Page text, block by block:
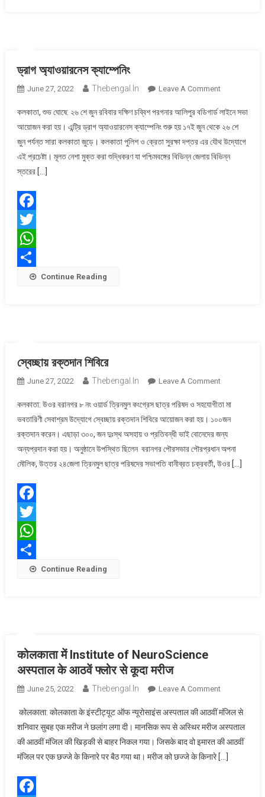
ড্রাগ অ্যাওয়ারনেস ক্যাম্পেনিং
June 27, 2022 Thebengal.in Leave A CommentOn
অ্যাওয়ারনেস
ক্যাম্পেনিং
কলকাতা, শুভ ঘোষে: ২৬ শে জুন রবিবার দক্ষিণ চব্বিশ পরগনার আলিপুর বডিগার্ড লাইনে সভা
আয়োজন করা হয়। এন্ট্রি ড্রাগ অ্যাওয়ারনেস ক্যাম্পেনিং শুরু হয় ১৭ই জুন থেকে ২৬ শে
জুন পর্যন্ত সারা কলকাতা জুড়ে। কলকাতা পুলিশ ও ক্রেতা সুরক্ষা দপ্তর এর যৌথ উদ্যোগে
এই প্রচেষ্টা। মূলত নেশা মুক্ত করা শুদ্ধিকরণ যা পশ্চিমবঙ্গের বিভিন্ন জেলায় বিভিন্ন
স্তরের […]
Facebook
Twitter
WhatsApp
Share Continue Reading
স্বেচ্ছায় রক্তদান শিবিরে
June 27, 2022 Thebengal.in Leave A CommentOn
রক্তদান
শিবিরে
কলকাতা: উওর বরানগর ৮ নং ওয়ার্ড ত্রিনমুল কংগ্রেস ছাত্র পরিষদ ও সহযোগীতা মা
ভবতারিণী সেবাশ্রম উদ্যোগে স্বেচ্ছায় রক্তদান শিবিরে আয়োজন করা হয়। ১০০জন
রক্তদান করেন। এছাড়া ৩০০, জন দুঃস্থ অসহায় ও প্রতিবন্ধী ভাই বোনেদের জন্য
অন্যপ্রদান করা হয়। অনুষ্ঠানে উপস্থিত ছিলেন বরানগর পৌরসভার পৌরপ্রধান অপনা
মৌলিক, উত্তর ২৪জেলা ত্রিনমুল ছাত্র পরিষদের সভাপতি বানীব্রত চক্রবর্তী, উওর […]
Facebook
Twitter
WhatsApp
Share Continue Reading
कोलकाता में Institute of NeuroScience
अस्पताल के आठवें फ्लोर से कूदा मरीज
June 25, 2022 Thebengal.in Leave A CommentOn
में
Institute
Of
कोलकाता: कोलकाता के इंस्टीट्यूट ऑफ न्यूरोसाइंस अस्पताल की आठवीं मंजिल से
शनिवार सुबह एक मरीज ने छलांग लगा दी। मानसिक रूप से अस्थिर मरीज अस्पताल
की आठवीं मंजिल की खिड़की से बाहर निकल गया। जिसके बाद वो इमारत की आठवीं
मंजिल पर एक छज्जे के किनारे पर बैठ गया था। मरीज को छज्जे के किनारे […]